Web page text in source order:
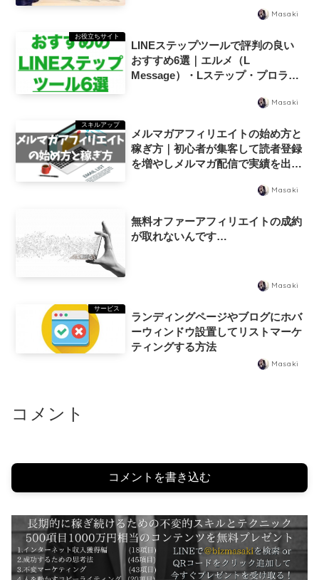
Masaki
お役立ちサイト
LINEステップツールで評判の良い
おすすめ6選｜エルメ（L
Message）・Lステップ・プロライ
Masaki
スキルアップ
メルマガアフィリエイトの始め方と
稼ぎ方｜初心者が集客して読者登録
を増やしメルマガ配信で実績を出し
Masaki
無料オファーアフィリエイトの成約
が取れないんです…
Masaki
サービス
ランディングページやブログにホバ
ーウィンドウ設置してリストマーケ
ティングする方法
Masaki
コメント
コメントを書き込む